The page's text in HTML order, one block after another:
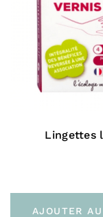
Lingettes
AJOUTER